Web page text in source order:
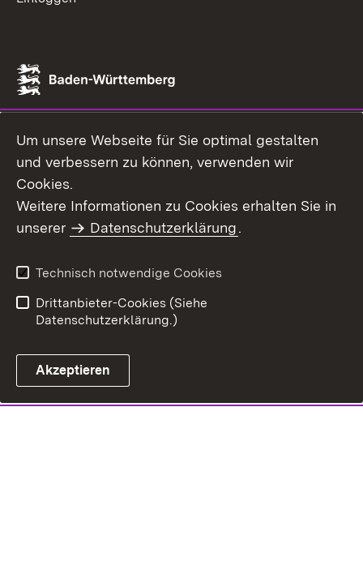
Um unsere Webseite für Sie optimal gestalten
und verbessern zu können, verwenden wir
Cookies.
Weitere Informationen zu Cookies erhalten Sie in
unserer
Datenschutzerklärung.
Technisch notwendige Cookies
Drittanbieter-Cookies (Siehe
Datenschutzerklärung.)
Akzeptieren